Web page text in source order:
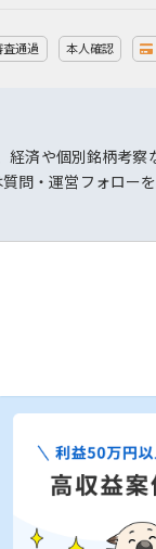
通過 本人確認
済や個別銘柄考察
問・運営フォロー